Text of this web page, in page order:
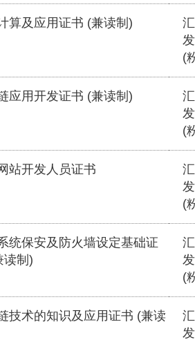
算及应用证书 (兼读制)
(
应用开发证书 (兼读制)
(
站开发人员证书
(
统保安及防火墙设定基础证
读制)
(
技术的知识及应用证书 (兼读